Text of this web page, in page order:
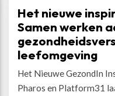
Het nieuwe
Samen werken
leefomgeving
Het Nieuwe GezondIn
Pharos en Platform31